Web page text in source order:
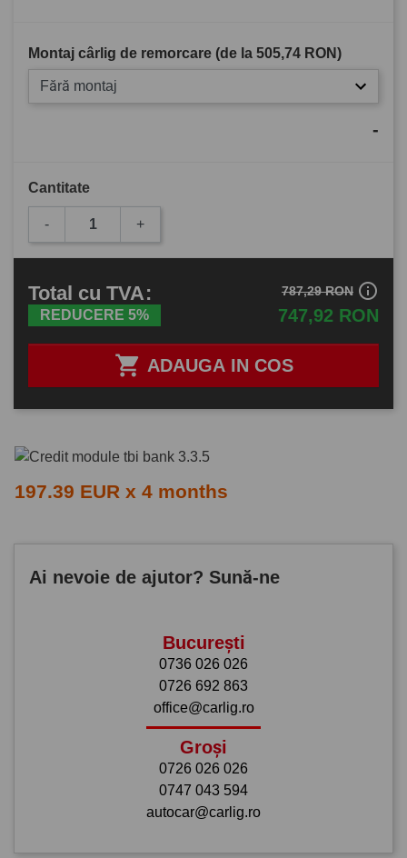
Montaj cârlig de remorcare (de la 505,74 RON)
Fără montaj
-
Cantitate
- +
 ADAUGA IN COS
Total cu TVA:
REDUCERE 5% 747,92 RON
787,29 RON info_outline
197.39 EUR x 4 months
Ai nevoie de ajutor? Sună-ne
București
0736 026 026
0726 692 863
office@carlig.ro
Groși
0726 026 026
0747 043 594
autocar@carlig.ro